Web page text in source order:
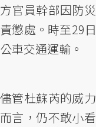
方官員幹部因防
責懲處。時至29
公車交通運輸。
儘管杜蘇芮的威
而言，仍不敢小